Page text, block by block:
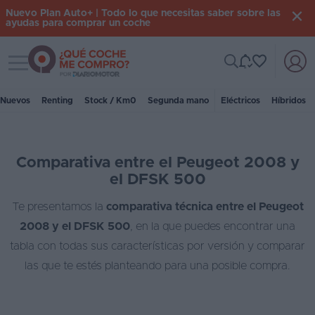
Iniciar
Coches
Renting
Suscripción
Stock
Nuevo Plan Auto+ | Todo lo que necesitas saber sobre las
ayudas para comprar un coche
Toggle navigation
Nuevos Renting Stock / Km0 Segunda mano Eléctricos Híbridos
Comparativa entre el Peugeot 2008 y
el DFSK 500
Te presentamos la comparativa técnica entre el Peugeot
2008 y el DFSK 500 , en la que puedes encontrar una
tabla con todas sus características por versión y comparar
las que te estés planteando para una posible compra.